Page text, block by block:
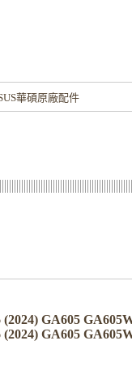
華碩原廠配件
GA605
GA605